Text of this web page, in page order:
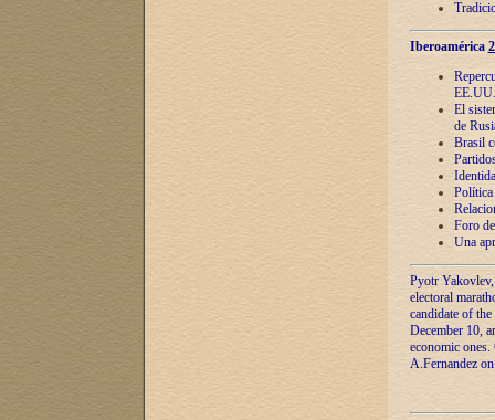
Iberoamérica
EE.UU.
El
de
Brasil
Política
Foro
Una
Pyotr
electoral
candidate of
December 10,
economic
A.Fernandez